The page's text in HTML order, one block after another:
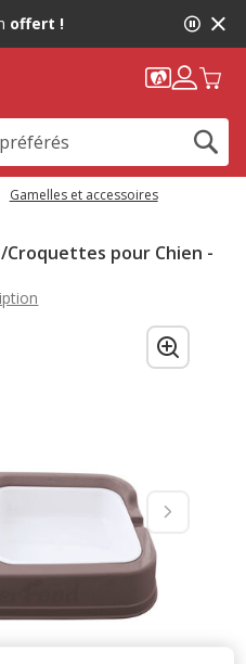
offert !
Gamelles et accessoires
Croquettes pour Chien -